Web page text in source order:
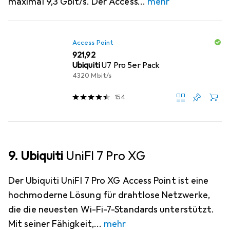
Access Point
EUR
921,92
UbiquitiU7 Pro 5er Pack
4320 Mbit/s
154
9. Ubiquiti UniFI 7 Pro XG
Der Ubiquiti UniFI 7 Pro XG Access Point ist eine
hochmoderne Lösung für drahtlose Netzwerke,
die die neuesten Wi-Fi-7-Standards unterstützt.
Mit seiner Fähigkeit,
mehr